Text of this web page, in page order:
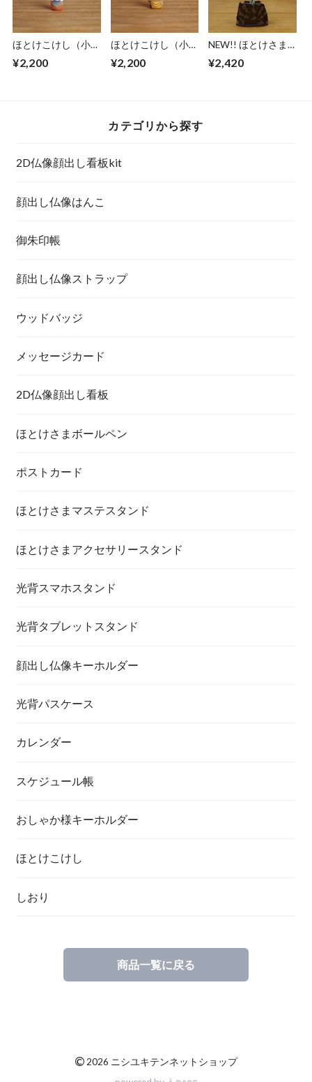
ほとけこけし（小）
¥2,200
ほとけこけし（小）
¥2,200
NEW!! ほとけさま
-
¥2,420
カテゴリから探す
2D仏像顔出し看板kit
顔出し仏像はんこ
御朱印帳
顔出し仏像ストラップ
ウッドバッジ
メッセージカード
2D仏像顔出し看板
ほとけさまボールペン
ポストカード
ほとけさまマステスタンド
ほとけさまアクセサリースタンド
光背スマホスタンド
光背タブレットスタンド
顔出し仏像キーホルダー
光背パスケース
カレンダー
スケジュール帳
おしゃか様キーホルダー
ほとけこけし
しおり
商品一覧に戻る
© 2026 ニシユキテンネットショップ